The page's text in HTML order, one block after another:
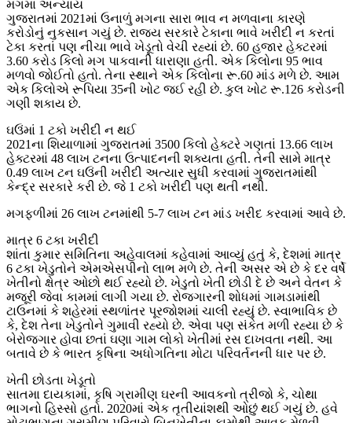
મગમાં અન્યાય
ગુજરાતમાં 2021માં ઉનાળું મગના સારા ભાવ ન મળવાના કારણે
કરોડોનું નુકસાન ગયું છે. રાજ્ય સરકારે ટેકાના ભાવે ખરીદી ન કરતાં
ટેકા કરતાં પણ નીચા ભાવે ખેડૂતો વેચી રહ્યાં છે. 60 હજાર હેક્ટરમાં
3.60 કરોડ કિલો મગ પાકવાની ધારાણા હતી. એક કિલોના 95 ભાવ
મળવો જોઈતો હતો. તેના સ્થાને એક કિલોના રૂ.60 માંડ મળે છે. આમ
એક કિલોએ રૂપિયા 35ની ખોટ જઈ રહી છે. કુલ ખોટ રૂ.126 કરોડની
ગણી શકાય છે.
ઘઉંમાં 1 ટકો ખરીદી ન થઈ
2021ના શિયાળામાં ગુજરાતમાં 3500 કિલો હેક્ટરે ગણતાં 13.66 લાખ
હેક્ટરમાં 48 લાખ ટનના ઉત્પાદનની શક્યતા હતી. તેની સામે માત્ર
0.49 લાખ ટન ઘઉંની ખરીદી અત્યાર સુધી કરવામાં ગુજરાતમાંથી
કેન્દ્ર સરકારે કરી છે. જે 1 ટકો ખરીદી પણ થતી નથી.
મગફળીમાં 26 લાખ ટનમાંથી 5-7 લાખ ટન માંડ ખરીદ કરવામાં આવે છે.
માત્ર 6 ટકા ખરીદી
શાંતા કુમાર સમિતિના અહેવાલમાં કહેવામાં આવ્યું હતું કે, દેશમાં માત્ર
6 ટકા ખેડુતોને એમએસપીનો લાભ મળે છે. તેની અસર એ છે કે દર વર્ષે
ખેતીનો ક્ષેત્ર ઓછો થઈ રહ્યો છે. ખેડુતો ખેતી છોડી દે છે અને વેતન કે
મજૂરી જેવા કામમાં લાગી ગયા છે. રોજગારની શોધમાં ગામડામાંથી
ટાઉનમાં કે શહેરમાં સ્થળાંતર પૂરજોશમાં ચાલી રહ્યું છે. સ્વાભાવિક છે
કે, દેશ તેના ખેડુતોને ગુમાવી રહ્યો છે. એવા પણ સંકેત મળી રહ્યા છે કે
બેરોજગાર હોવા છતાં ઘણા ગામ લોકો ખેતીમાં રસ દાખવતા નથી. આ
બતાવે છે કે ભારત કૃષિના અધોગતિના મોટા પરિવર્તનની ધાર પર છે.
ખેતી છોડતા ખેડૂતો
સાતમા દાયકામાં, કૃષિ ગ્રામીણ ઘરની આવકનો ત્રીજો કે, ચોથા
ભાગનો હિસ્સો હતો. 2020માં એક તૃતીયાંશથી ઓછું થઈ ગયું છે. હવે